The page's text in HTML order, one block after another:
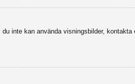
inte kan använda visningsbilder, kontakta